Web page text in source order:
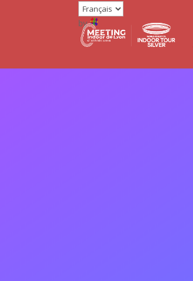
by